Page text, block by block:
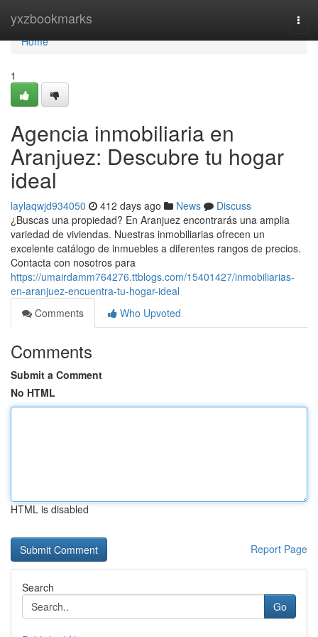
yxzbookmarks
Home
Home
1
Agencia inmobiliaria en
Aranjuez: Descubre tu hogar
ideal
laylaqwjd934050 412 days ago News
Discuss
¿Buscas una propiedad? En Aranjuez encontrarás una amplia
variedad de viviendas. Nuestras inmobiliarias ofrecen un
excelente catálogo de inmuebles a diferentes rangos de precios.
Contacta con nosotros para
https://umairdamm764276.ttblogs.com/15401427/inmobiliarias-
en-aranjuez-encuentra-tu-hogar-ideal
Comments
Who Upvoted
Comments
Submit a Comment
No HTML
HTML is disabled
Report Page
Search
Go